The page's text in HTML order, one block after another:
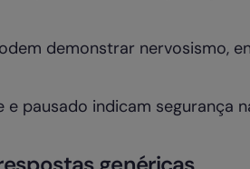
demonstrar nervosismo,
pausado indicam segurança